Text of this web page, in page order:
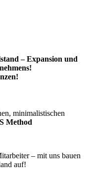
– Expansion und
Method
– mit uns bauen
auf!